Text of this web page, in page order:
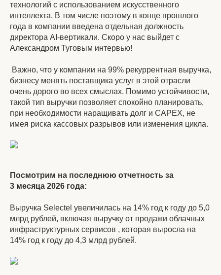
технологий с использованием искусственного
интеллекта. В том числе поэтому в конце прошлого
года в компании введена отдельная должность
директора AI-вертикали. Скоро у нас выйдет с
Александром Туговым интервью!
Важно, что у компании на 99% рекуррентная выручка,
бизнесу менять поставщика услуг в этой отрасли
очень дорого во всех смыслах. Помимо устойчивости,
такой тип выручки позволяет спокойно планировать,
при необходимости наращивать долг и CAPEX, не
имея риска кассовых разрывов или изменения цикла.
Посмотрим на последнюю отчетность за
3 месяца 2026 года:
Выручка Selectel увеличилась на 14% год к году до 5,0
млрд рублей, включая выручку от продажи облачных
инфраструктурных сервисов , которая выросла на
14% год к году до 4,3 млрд рублей.